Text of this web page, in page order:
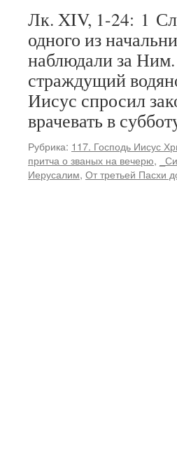
Лк. XIV, 1-24: 1
одного из
наблюдали за
страждущий
Иисус спросил
врачевать в
Рубрика: 117. Господь Иисус
притча о званых на вечерю,
Иерусалим, От третьей Пасхи